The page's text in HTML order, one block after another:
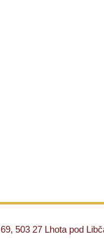
503 27 Lhota pod